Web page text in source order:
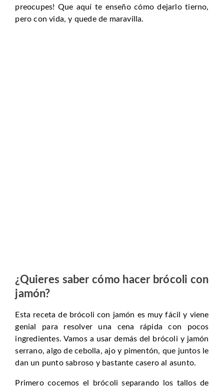
preocupes! Que aquí te enseño cómo dejarlo tierno,
pero con vida, y quede de maravilla.
¿Quieres saber cómo hacer brócoli con
jamón?
Esta receta de brócoli con jamón es muy fácil y viene
genial para resolver una cena rápida con pocos
ingredientes. Vamos a usar demás del brócoli y jamón
serrano, algo de cebolla, ajo y pimentón, que juntos le
dan un punto sabroso y bastante casero al asunto.
Primero cocemos el brócoli separando los tallos de